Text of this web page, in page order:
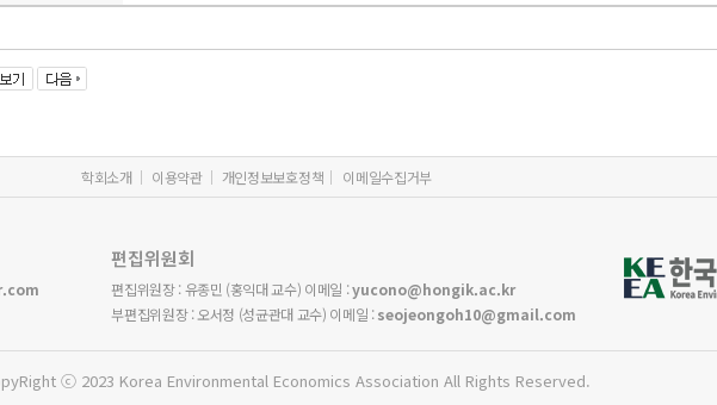
학회소개 이용약관 개인정보보호정책 이메일수집거부
편집위원회
편집위원장 : 유종민 (홍익대 교수) 이메일 :yucono@hongik.ac.kr
부편집위원장 : 오서정 (성균관대 교수) 이메일 :seojeongoh10@gmail.com
ⓒ 2023 Korea Environmental Economics Association All Rights Reserved.